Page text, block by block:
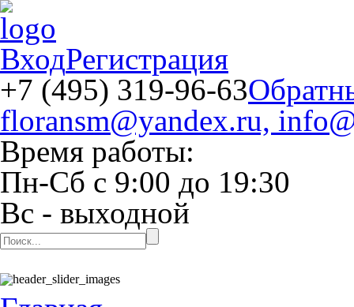
ВходРегистрация
+7 (495) 319-96-63
floransm@yandex.ru,
Время работы:
Пн-Сб с 9:00 до 19:30
Вс - выходной